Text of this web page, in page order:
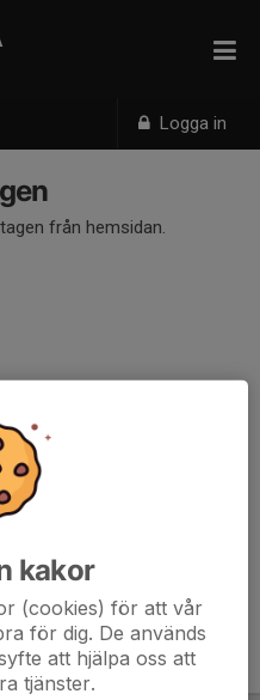
Logga in
från hemsidan.
kakor
(cookies) för att vår
för dig. De används
att hjälpa oss att
tjänster.